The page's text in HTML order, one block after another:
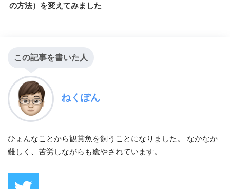
の方法）を変えてみました
この記事を書いた人
ねくぽん
ひょんなことから観賞魚を飼うことになりました。 なかなか
難しく、苦労しながらも癒やされています。